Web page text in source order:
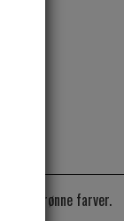
og grønne farver.